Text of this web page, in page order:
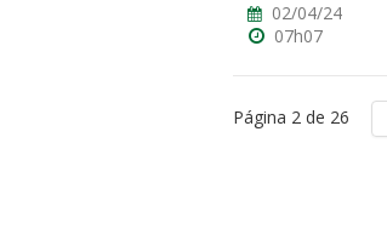
02/04/24
07h07
Página 2 de 26